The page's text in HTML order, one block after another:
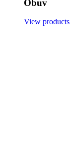
Obuv
View products